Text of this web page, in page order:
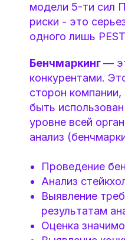
модели 5-ти сил
риски - это
одного лишь
Бенчмаркинг—
конкурентами.
сторон
быть
уровне всей
анализ
Проведение
Анализ
Выявление
результатам
Оценка